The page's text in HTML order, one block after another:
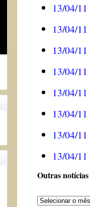
13/04/
13/04/
13/04/
13/04/
13/04/
13/04/
13/04/
13/04/
Outras notícias